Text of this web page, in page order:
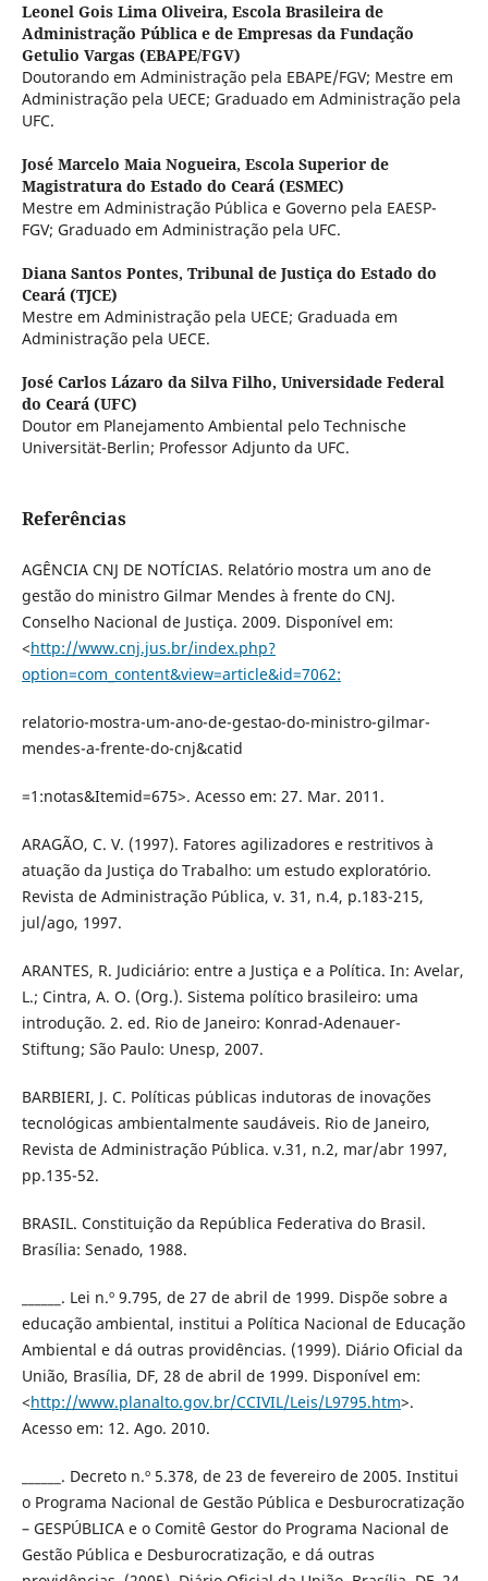
Leonel Gois Lima Oliveira, Escola Brasileira de
Administração Pública e de Empresas da Fundação
Getulio Vargas (EBAPE/FGV)
Doutorando em Administração pela EBAPE/FGV; Mestre em
Administração pela UECE; Graduado em Administração pela
UFC.
José Marcelo Maia Nogueira, Escola Superior de
Magistratura do Estado do Ceará (ESMEC)
Mestre em Administração Pública e Governo pela EAESP-
FGV; Graduado em Administração pela UFC.
Diana Santos Pontes, Tribunal de Justiça do Estado do
Ceará (TJCE)
Mestre em Administração pela UECE; Graduada em
Administração pela UECE.
José Carlos Lázaro da Silva Filho, Universidade Federal
do Ceará (UFC)
Doutor em Planejamento Ambiental pelo Technische
Universität-Berlin; Professor Adjunto da UFC.
Referências
AGÊNCIA CNJ DE NOTÍCIAS. Relatório mostra um ano de
gestão do ministro Gilmar Mendes à frente do CNJ.
Conselho Nacional de Justiça. 2009. Disponível em:
<http://www.cnj.jus.br/index.php?
option=com_content&view=article&id=7062:
relatorio-mostra-um-ano-de-gestao-do-ministro-gilmar-
mendes-a-frente-do-cnj&catid
=1:notas&Itemid=675>. Acesso em: 27. Mar. 2011.
ARAGÃO, C. V. (1997). Fatores agilizadores e restritivos à
atuação da Justiça do Trabalho: um estudo exploratório.
Revista de Administração Pública, v. 31, n.4, p.183-215,
jul/ago, 1997.
ARANTES, R. Judiciário: entre a Justiça e a Política. In: Avelar,
L.; Cintra, A. O. (Org.). Sistema político brasileiro: uma
introdução. 2. ed. Rio de Janeiro: Konrad-Adenauer-
Stiftung; São Paulo: Unesp, 2007.
BARBIERI, J. C. Políticas públicas indutoras de inovações
tecnológicas ambientalmente saudáveis. Rio de Janeiro,
Revista de Administração Pública. v.31, n.2, mar/abr 1997,
pp.135-52.
BRASIL. Constituição da República Federativa do Brasil.
Brasília: Senado, 1988.
______. Lei n.º 9.795, de 27 de abril de 1999. Dispõe sobre a
educação ambiental, institui a Política Nacional de Educação
Ambiental e dá outras providências. (1999). Diário Oficial da
União, Brasília, DF, 28 de abril de 1999. Disponível em:
<http://www.planalto.gov.br/CCIVIL/Leis/L9795.htm>.
Acesso em: 12. Ago. 2010.
______. Decreto n.º 5.378, de 23 de fevereiro de 2005. Institui
o Programa Nacional de Gestão Pública e Desburocratização
– GESPÚBLICA e o Comitê Gestor do Programa Nacional de
Gestão Pública e Desburocratização, e dá outras